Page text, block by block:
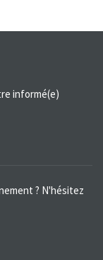
informé(e)
? N'hésitez